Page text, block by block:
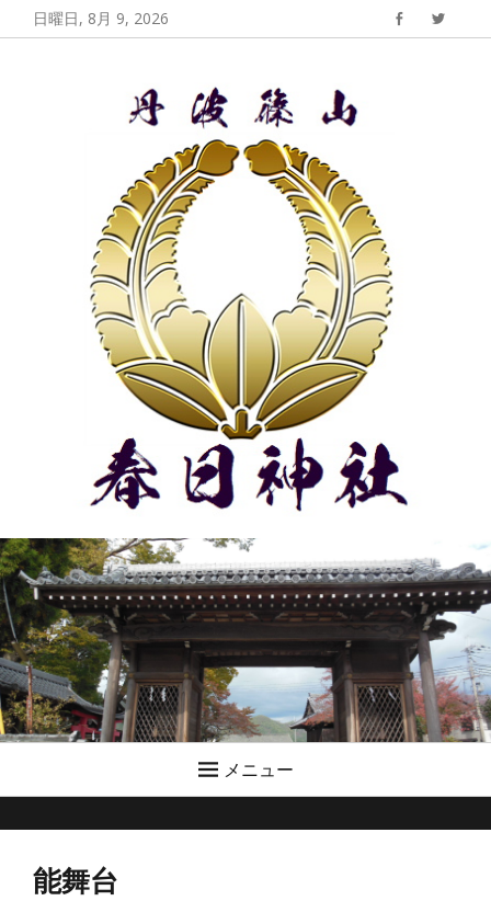
ン
日曜日, 8月 9, 2026 Facebook
社
メニュー
能舞台